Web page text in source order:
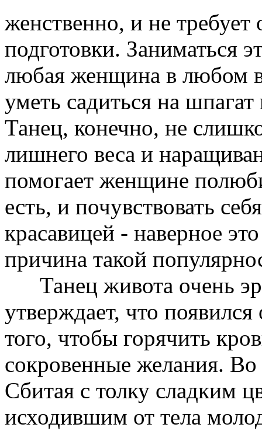
женственно, и не
подготовки. Заниматься
любая женщина в любом
уметь садиться на
Танец, конечно, не
лишнего веса и
помогает женщине
есть, и почувствовать
красавицей - наверное
причина такой
Танец живота очень
утверждает, что
того, чтобы горячить
сокровенные желания. Во
Сбитая с толку сладким
исходившим от тела